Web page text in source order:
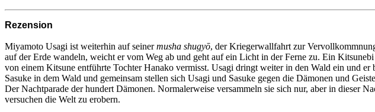
Rezension
Miyamoto Usagi ist weiterhin auf seinermusha shugyō, der Kriegerwallfahrt zur
auf der Erde wandeln, weicht er vom Weg ab und geht auf ein Licht in der Ferne zu. Ein
von einem Kitsune entführte Tochter Hanako vermisst. Usagi dringt weiter in den Wald ein und
Sasuke in dem Wald und gemeinsam stellen sich Usagi und Sasuke gegen die Dämonen und
Der Nachtparade der hundert Dämonen. Normalerweise versammeln sie sich nur, aber in dieser
versuchen die Welt zu erobern.